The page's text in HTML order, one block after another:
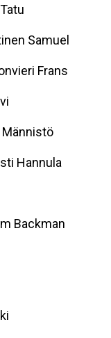
Samuel
Frans
Männistö
Hannula
Backman